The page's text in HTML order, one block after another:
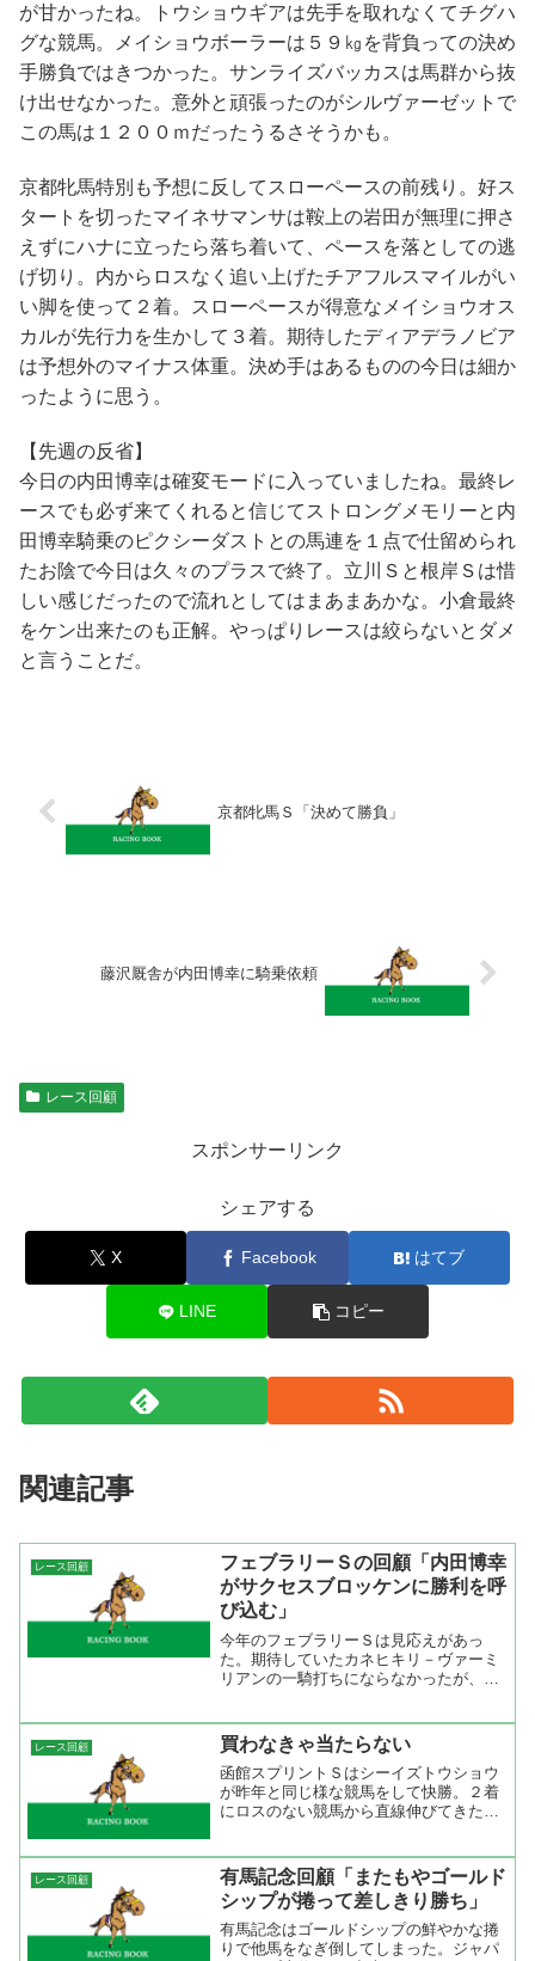
が甘かったね。トウショウギアは先手を取れなくてチグハ
グな競馬。メイショウボーラーは５９㎏を背負っての決め
手勝負ではきつかった。サンライズバッカスは馬群から抜
け出せなかった。意外と頑張ったのがシルヴァーゼットで
この馬は１２００ｍだったうるさそうかも。
京都牝馬特別も予想に反してスローペースの前残り。好ス
タートを切ったマイネサマンサは鞍上の岩田が無理に押さ
えずにハナに立ったら落ち着いて、ペースを落としての逃
げ切り。内からロスなく追い上げたチアフルスマイルがい
い脚を使って２着。スローペースが得意なメイショウオス
カルが先行力を生かして３着。期待したディアデラノビア
は予想外のマイナス体重。決め手はあるものの今日は細か
ったように思う。
【先週の反省】
今日の内田博幸は確変モードに入っていましたね。最終レ
ースでも必ず来てくれると信じてストロングメモリーと内
田博幸騎乗のピクシーダストとの馬連を１点で仕留められ
たお陰で今日は久々のプラスで終了。立川Ｓと根岸Ｓは惜
しい感じだったので流れとしてはまあまあかな。小倉最終
をケン出来たのも正解。やっぱりレースは絞らないとダメ
と言うことだ。
京都牝馬Ｓ「決めて勝負」
藤沢厩舎が内田博幸に騎乗依頼
レース回顧
スポンサーリンク
シェアする
X Facebook はてブ
LINE コピー
関連記事
レース回顧
フェブラリーＳの回顧「内田博幸
がサクセスブロッケンに勝利を呼
び込む」
今年のフェブラリーＳは見応えがあっ
た。期待していたカネヒキリ－ヴァーミ
リアンの一騎打ちにならなかったが、そ
馬を動かす技術は凄い。直線では持った
ままのカジノドライヴが先頭...
レース回顧 買わなきゃ当たらない
函館スプリントＳはシーイズトウショウ
が昨年と同じ様な競馬をして快勝。２着
にロスのない競馬から直線伸びてきたボ
だったが本命のプレシャスカフェが１１
着と敗退。位置取りは申し...
レース回顧
有馬記念回顧「またもやゴールド
シップが捲って差しきり勝ち」
有馬記念はゴールドシップの鮮やかな捲
りで他馬をなぎ倒してしまった。ジャパ